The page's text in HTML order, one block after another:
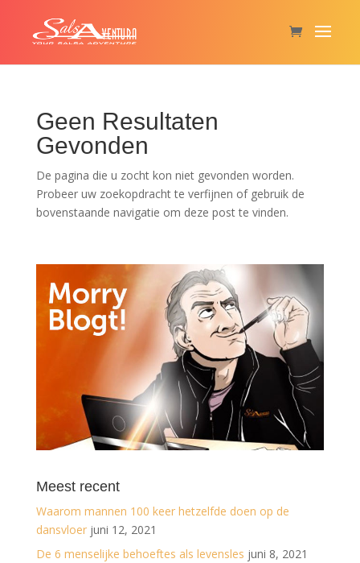
Geen Resultaten
Gevonden
De pagina die u zocht kon niet gevonden worden.
Probeer uw zoekopdracht te verfijnen of gebruik de
bovenstaande navigatie om deze post te vinden.
Meest recent
Waarom mannen 100 keer hetzelfde doen op de
dansvloer juni 12, 2021
De 6 menselijke behoeftes als levensles juni 8, 2021